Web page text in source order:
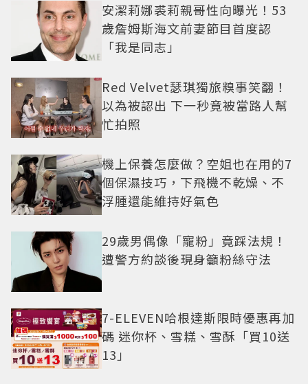
安潔莉娜裘莉親哥性向曝光！53
歲詹姆斯海文前妻節目首度認
「我是同志」
Red Velvet瑟琪獨旅糗事笑翻！
以為被認出 下一秒竟被當路人幫
忙拍照
機上保養怎麼做？空姐也在用的7
個保濕技巧，下飛機不乾燥、不
浮腫還能維持好氣色
29歲男偶像「寵粉」竟踩法規！
遭警方約談後現身籲粉絲守法
7-ELEVEN哈根達斯限時優惠再加
碼 迷你杯、雪糕、雪酥「買10送
13」